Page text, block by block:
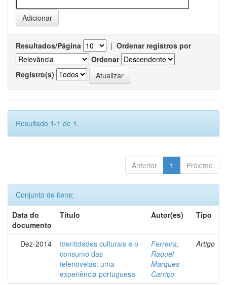
Resultados/Página | Ordenar registros por
Ordenar
Registro(s)
Resultado 1-1 de 1.
Anterior 1 Próximo
Conjunto de itens:
Data do
documento
Título Autor(es) Tipo
Dez-2014
Identidades culturais e o
consumo das
telenovelas: uma
experiência portuguesa
Ferreira,
Raquel
Marques
Carriço
Artigo